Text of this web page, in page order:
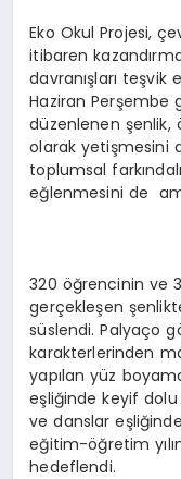
Eko Okul Projesi,
itibaren
davranışları teşvik
Haziran Perşembe
düzenlenen şenlik,
olarak yetişmesini
toplumsal
eğlenmesini de
320 öğrencinin ve
gerçekleşen
süslendi. Palyaço
karakterlerinden
yapılan yüz
eşliğinde keyif
ve danslar
eğitim-öğretim
hedeflendi.